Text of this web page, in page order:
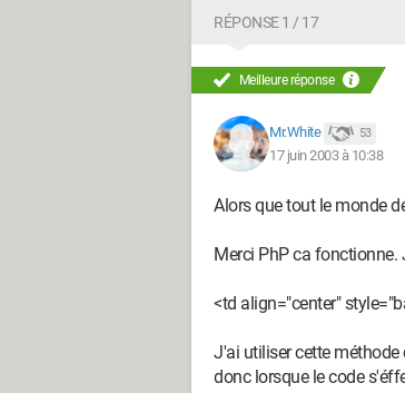
RÉPONSE 1 / 17
Meilleure réponse
Mr.White 53
17 juin 2003 à 10:38
Alors que tout le monde
Merci PhP ca fonctionne.
<td align="center"
J'ai utiliser cette
donc lorsque le code